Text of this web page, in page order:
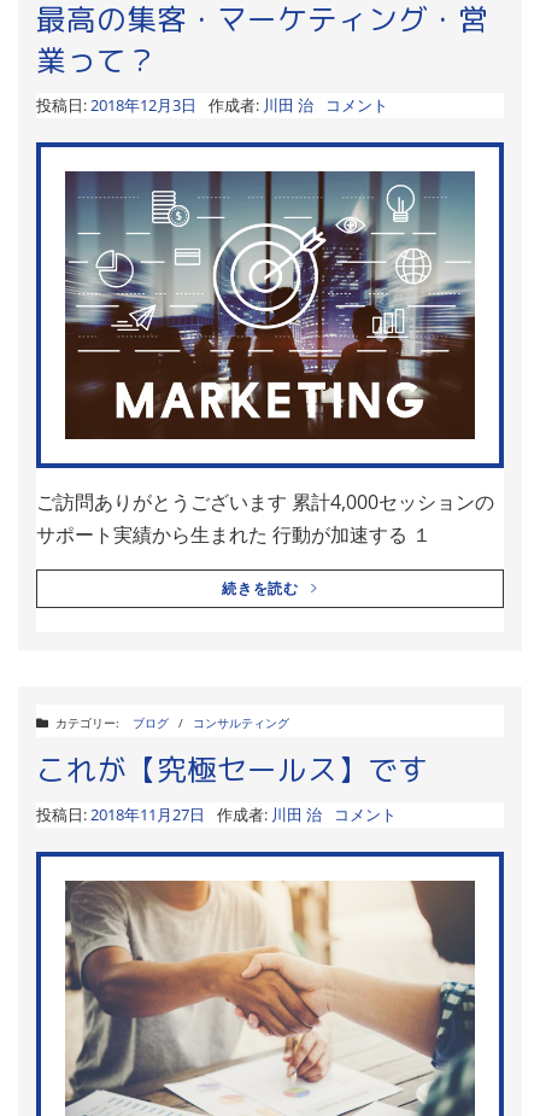
最高の集客・マーケティング・営
業って？
投稿日:2018年12月3日 作成者: 川田 治 コメント
ご訪問ありがとうございます 累計4,000セッションの
サポート実績から生まれた 行動が加速する １
続きを読む
カテゴリー: ブログ / コンサルティング
これが【究極セールス】です
投稿日:2018年11月27日 作成者: 川田 治 コメント